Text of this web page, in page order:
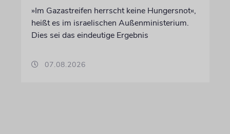
»Im Gazastreifen herrscht keine Hungersnot«,
heißt es im israelischen Außenministerium.
Dies sei das eindeutige Ergebnis
07.08.2026